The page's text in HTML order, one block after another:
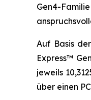
Gen4-
Auf Basis
Express™
jeweils
über einen